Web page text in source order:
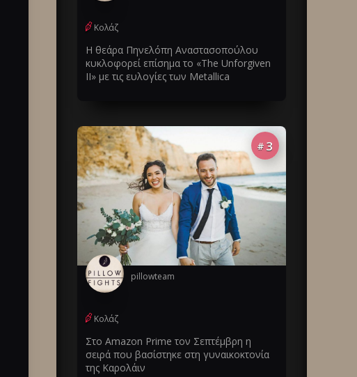
Κολάζ
Η θεάρα Πηνελόπη Αναστασοπούλου
κυκλοφορεί επίσημα το «The Unforgiven
II» με τις ευλογίες των Metallica
# 3
pillowteam
Κολάζ
Στο Amazon Prime τον Σεπτέμβρη η
σειρά που βασίστηκε στη γυναικοκτονία
της Καρολάιν